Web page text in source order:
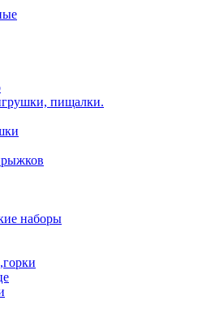
пищалки.
наборы